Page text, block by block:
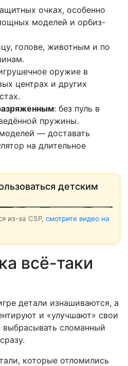
очках, особенно
моделей и орбиз-
голове, животным и по
оружие в
центрах и других
: без пуль в
пружины.
— доставать
на длительное
детским
из-за CSP, смотрите видео на
всё-таки
детали изнашиваются, а
и «улучшают» свои
сломанный
которые отломились